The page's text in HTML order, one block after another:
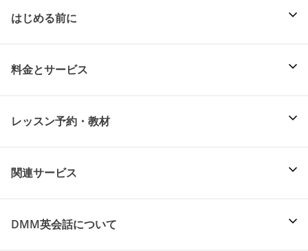
はじめる前に
料金とサービス
レッスン予約・教材
関連サービス
DMM英会話について